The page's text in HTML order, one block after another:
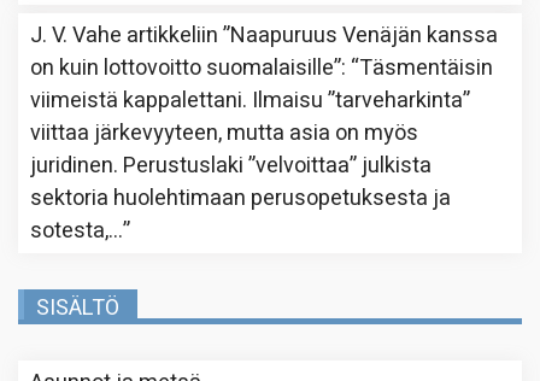
J. V. Vahe artikkeliin”Naapuruus Venäjän kanssa
on kuin lottovoitto suomalaisille”: “Täsmentäisin
viimeistä kappalettani. Ilmaisu ”tarveharkinta”
viittaa järkevyyteen, mutta asia on myös
juridinen. Perustuslaki ”velvoittaa” julkista
sektoria huolehtimaan perusopetuksesta ja
sotesta,…”
SISÄLTÖ